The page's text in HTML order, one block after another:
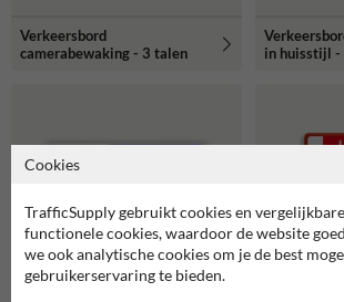
Verkeersbord
camerabewaking - 3 talen
in huisstijl -
Cookies
TrafficSupply gebruikt cookies en
functionele cookies, waardoor de website
we ook analytische cookies om je de best
gebruikerservaring te bieden.